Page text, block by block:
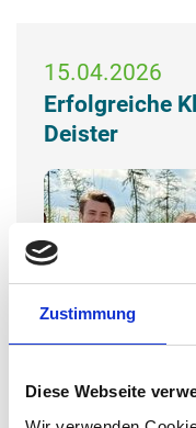
Zustimmung
Diese Webseite
15.04.2026
Erfolgreiche
Deister